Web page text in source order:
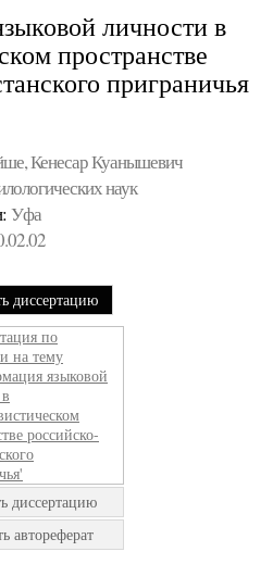
личности в
пространстве
приграничья
Кенесар Куанышевич
наук
Уфа
диссертацию
диссертацию
автореферат